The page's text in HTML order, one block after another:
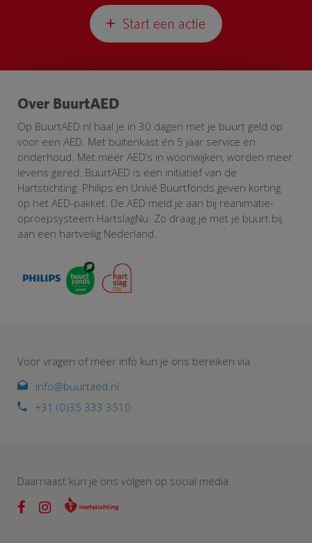
Start een actie
Over BuurtAED
Op BuurtAED.nl haal je in 30 dagen met je buurt geld op
voor een AED. Met buitenkast én 5 jaar service en
onderhoud. Met meer AED’s in woonwijken, worden meer
levens gered. BuurtAED is een initiatief van de
Hartstichting. Philips en Univé Buurtfonds geven korting
op het AED-pakket. De AED meld je aan bij reanimatie-
oproepsysteem HartslagNu. Zo draag je met je buurt bij
aan een hartveilig Nederland.
Voor vragen of meer info kun je ons bereiken via
info@buurtaed.nl
+31 (0)35 333 3510
Daarnaast kun je ons volgen op social media